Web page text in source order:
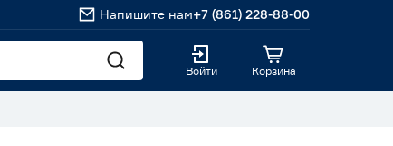
Напишите нам+7 (861) 228-88-00
Войти Корзина